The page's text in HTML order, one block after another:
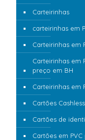
Carteirinhas
carteirinhas em
Carteirinhas em
Carteirinhas em
preço em BH
Carteirinhas em
Cartões Cashless
Cartões de
Cartões em